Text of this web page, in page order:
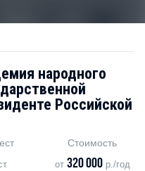
народного
Российской
Стоимость
от 320 000р./год